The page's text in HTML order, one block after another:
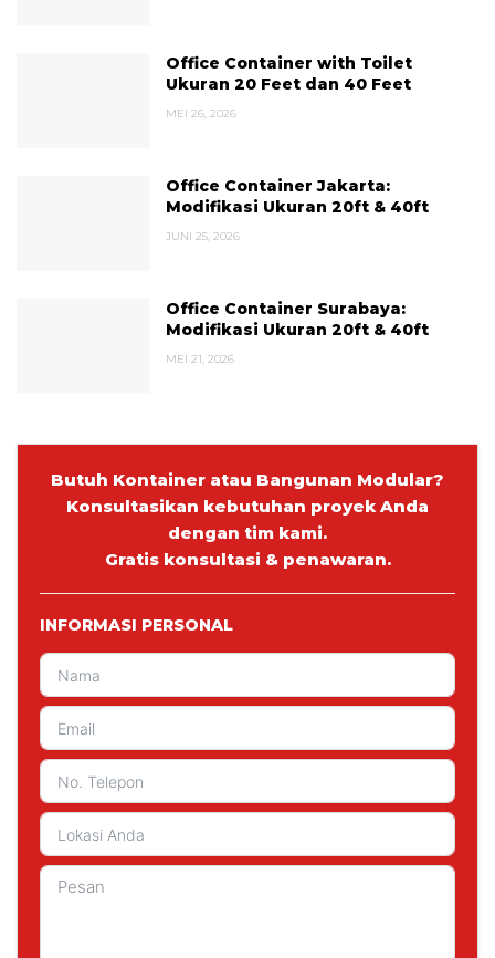
Office Container with Toilet
Ukuran 20 Feet dan 40 Feet
MEI 26, 2026
Office Container Jakarta:
Modifikasi Ukuran 20ft & 40ft
JUNI 25, 2026
Office Container Surabaya:
Modifikasi Ukuran 20ft & 40ft
MEI 21, 2026
Butuh Kontainer atau Bangunan Modular?
Konsultasikan kebutuhan proyek Anda
dengan tim kami.
Gratis konsultasi & penawaran.
INFORMASI PERSONAL